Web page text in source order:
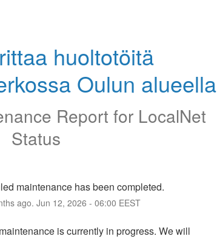
huoltotöitä
Oulun alueella
Report for LocalNet
Status
maintenance has been completed.
ago. Jun 12, 2026 - 06:00 EEST
is currently in progress. We will